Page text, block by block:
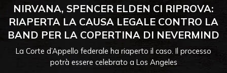
NIRVANA, SPENCER ELDEN CI RIPROVA:
RIAPERTA LA CAUSA LEGALE CONTRO LA
BAND PER LA COPERTINA DI NEVERMIND
La Corte d’Appello federale ha riaperto il caso. Il processo
potrà essere celebrato a Los Angeles